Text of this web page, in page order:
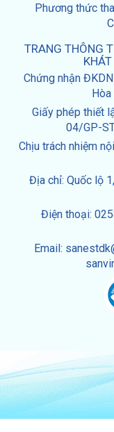
Phương thức
TRANG THÔNG
Chứng nhận
Giấy phép thiết
04/GP-
Chịu trách nhiệm
Địa chỉ: Quốc lộ
Điện thoại:
Email: